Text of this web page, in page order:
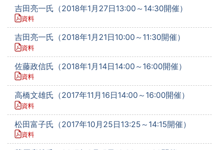
吉田亮一氏（2018年1月27日13:00～14:30開催）
資料
吉田亮一氏（2018年1月21日10:00～11:30開催）
資料
佐藤政信氏（2018年1月14日14:00～16:00開催）
資料
高橋文雄氏（2017年11月16日14:00～16:00開催）
資料
松田富子氏（2017年10月25日13:25～14:15開催）
資料